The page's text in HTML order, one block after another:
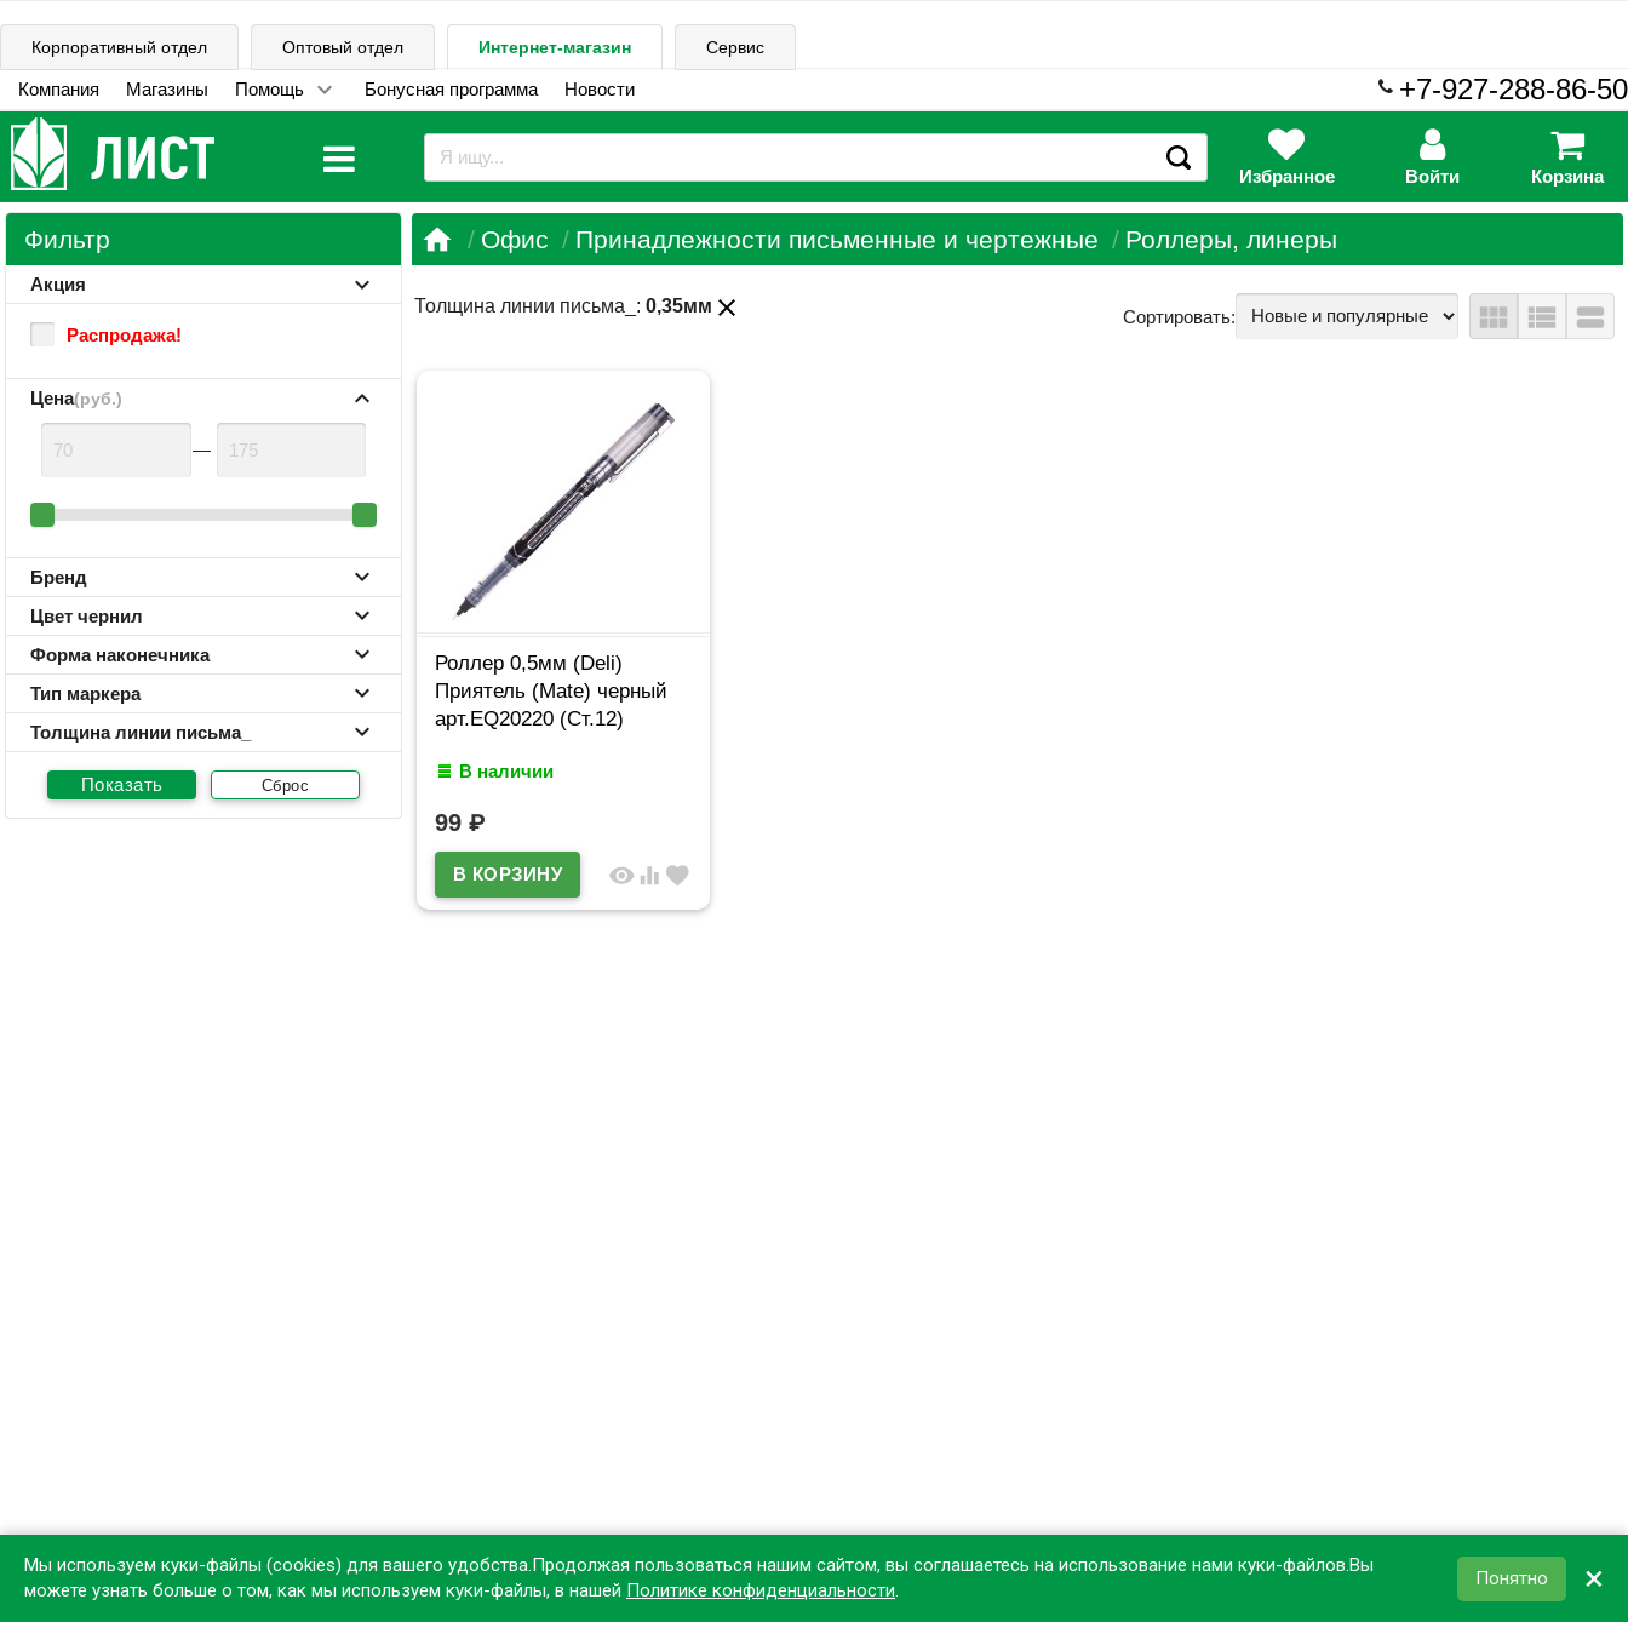
Корпоративный отдел Оптовый отдел Интернет-магазин Сервис
Компания Магазины Помощь Бонусная программа Новости +7-927-288-86-50
Избранное Войти Корзина
Фильтр
Акция
Распродажа!
Цена(руб.)
—
Бренд
Цвет чернил
Форма наконечника
Тип маркера
Толщина линии письма_
Сброс
 Офис Принадлежности письменные и чертежные Роллеры, линеры
Толщина линии письма_:0,35мм close Сортировать: view_module view_list view_stream
Роллер 0,5мм (Deli)
Приятель (Mate) черный
арт.EQ20220 (Ст.12)
В наличии
99 ₽
visibility equalizer favorite
Установите наше приложение, чтобы делать покупки удобнее!
Мы используем куки-файлы (cookies) для вашего удобства.Продолжая пользоваться нашим сайтом, вы соглашаетесь на использование нами куки-файлов.Вы
можете узнать больше о том, как мы используем куки-файлы, в нашей Политике конфиденциальности.
Понятно ×